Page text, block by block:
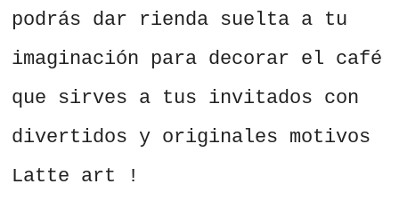
podrás dar rienda suelta a tu
imaginación para decorar el café
que sirves a tus invitados con
divertidos y originales motivos
Latte art !